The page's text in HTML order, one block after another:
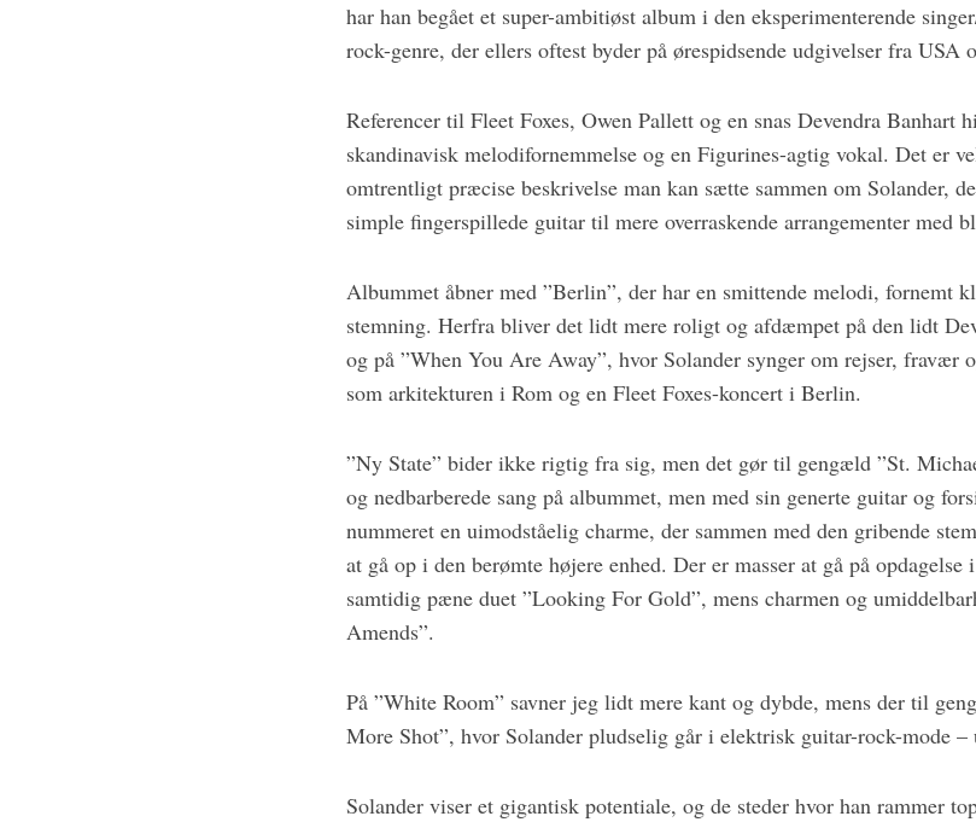
har han begået et super-ambitiøst album i den eksperimenterende
rock-genre, der ellers oftest byder på ørespidsende udgivelser fra USA
Referencer til Fleet Foxes, Owen Pallett og en snas Devendra Banhart
skandinavisk melodifornemmelse og en Figurines-agtig vokal. Det er
omtrentligt præcise beskrivelse man kan sætte sammen om Solander,
simple fingerspillede guitar til mere overraskende arrangementer med
Albummet åbner med ”Berlin”, der har en smittende melodi, fornemt
stemning. Herfra bliver det lidt mere roligt og afdæmpet på den lidt
og på ”When You Are Away”, hvor Solander synger om rejser, fravær
som arkitekturen i Rom og en Fleet Foxes-koncert i Berlin.
”Ny State” bider ikke rigtig fra sig, men det gør til gengæld ”St.
og nedbarberede sang på albummet, men med sin generte guitar og
nummeret en uimodståelig charme, der sammen med den gribende
at gå op i den berømte højere enhed. Der er masser at gå på
samtidig pæne duet ”Looking For Gold”, mens charmen og
Amends”.
På ”White Room” savner jeg lidt mere kant og dybde, mens der til
More Shot”, hvor Solander pludselig går i elektrisk guitar-rock-mode –
Solander viser et gigantisk potentiale, og de steder hvor han rammer